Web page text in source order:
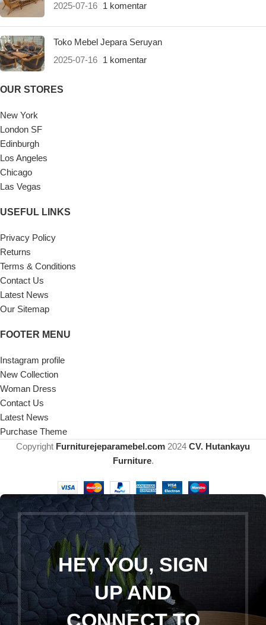
2025-07-16 1 komentar
Toko Mebel Jepara Seruyan
2025-07-16 1 komentar
OUR STORES
New York
London SF
Edinburgh
Los Angeles
Chicago
Las Vegas
USEFUL LINKS
Privacy Policy
Returns
Terms & Conditions
Contact Us
Latest News
Our Sitemap
FOOTER MENU
Instagram profile
New Collection
Woman Dress
Contact Us
Latest News
Purchase Theme
Copyright Furniturejeparamebel.com 2024 CV. Hutankayu
Furniture.
HEY YOU, SIGN
UP AND
CONNECT TO